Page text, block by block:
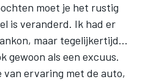
moet je het rustig
is veranderd. Ik had er
maar tegelijkertijd...
gewoon als een excuus.
van ervaring met de auto,